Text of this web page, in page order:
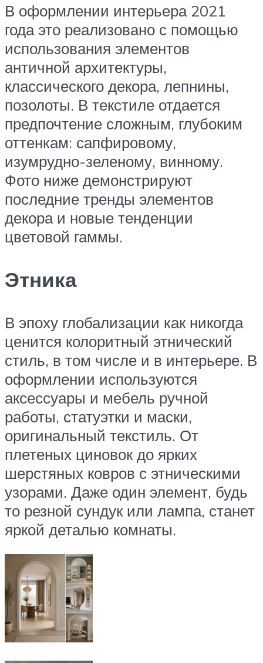
В оформлении интерьера 2021
года это реализовано с помощью
использования элементов
античной архитектуры,
классического декора, лепнины,
позолоты. В текстиле отдается
предпочтение сложным, глубоким
оттенкам: сапфировому,
изумрудно-зеленому, винному.
Фото ниже демонстрируют
последние тренды элементов
декора и новые тенденции
цветовой гаммы.
Этника
В эпоху глобализации как никогда
ценится колоритный этнический
стиль, в том числе и в интерьере. В
оформлении используются
аксессуары и мебель ручной
работы, статуэтки и маски,
оригинальный текстиль. От
плетеных циновок до ярких
шерстяных ковров с этническими
узорами. Даже один элемент, будь
то резной сундук или лампа, станет
яркой деталью комнаты.